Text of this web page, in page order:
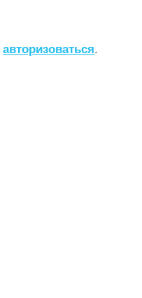
авторизоваться.